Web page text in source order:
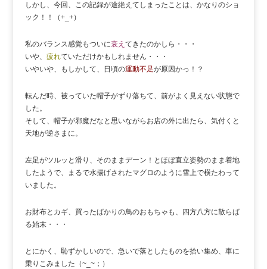
しかし、今回、この記録が途絶えてしまったことは、かなりのショ
ック！！（+_+）
私のバランス感覚もついに衰えてきたのかしら・・・
いや、疲れていただけかもしれません・・・
いやいや、もしかして、日頃の運動不足が原因かっ！？
転んだ時、被っていた帽子がずり落ちて、前がよく見えない状態で
した。
そして、帽子が邪魔だなと思いながらお店の外に出たら、気付くと
天地が逆さまに。
左足がツルッと滑り、そのままデーン！とほぼ直立姿勢のまま着地
したようで、まるで水揚げされたマグロのように雪上で横たわって
いました。
お財布とカギ、買ったばかりの鳥のおもちゃも、四方八方に散らば
る始末・・・
とにかく、恥ずかしいので、急いで落としたものを拾い集め、車に
乗りこみました（~_~；）